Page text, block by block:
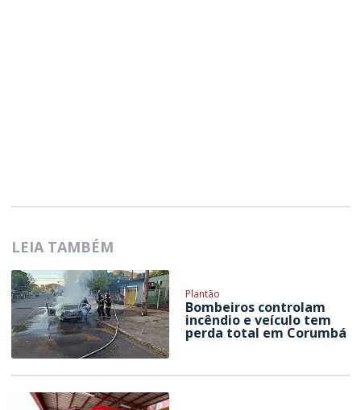
LEIA TAMBÉM
Plantão
Bombeiros controlam
incêndio e veículo tem
perda total em Corumbá